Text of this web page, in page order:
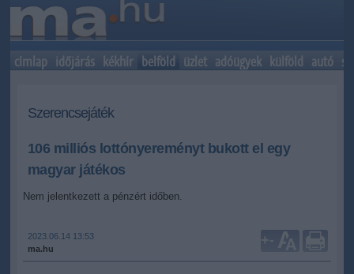
címlap időjárás kékhír belföld üzlet adóügyek külföld autó
Szerencsejáték
106 milliós lottónyereményt bukott el egy
magyar játékos
Nem jelentkezett a pénzért időben.
2023.06.14 13:53
ma.hu
+-